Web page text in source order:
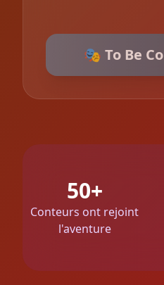
🎭 To Be
50+
Conteurs ont rejoint
l'aventure